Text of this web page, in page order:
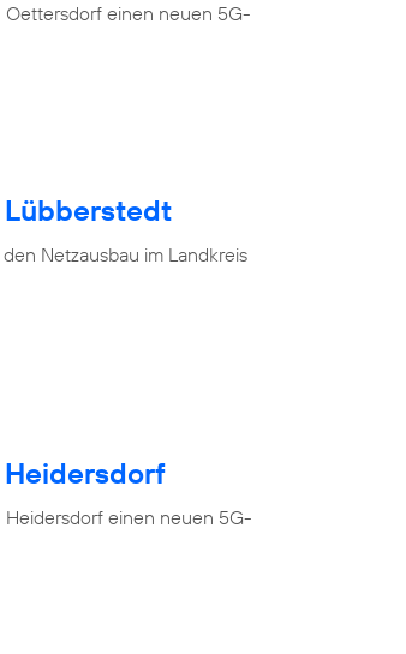
Oettersdorf einen neuen 5G-
Lübberstedt
Netzausbau im Landkreis
einen neuen 5G-